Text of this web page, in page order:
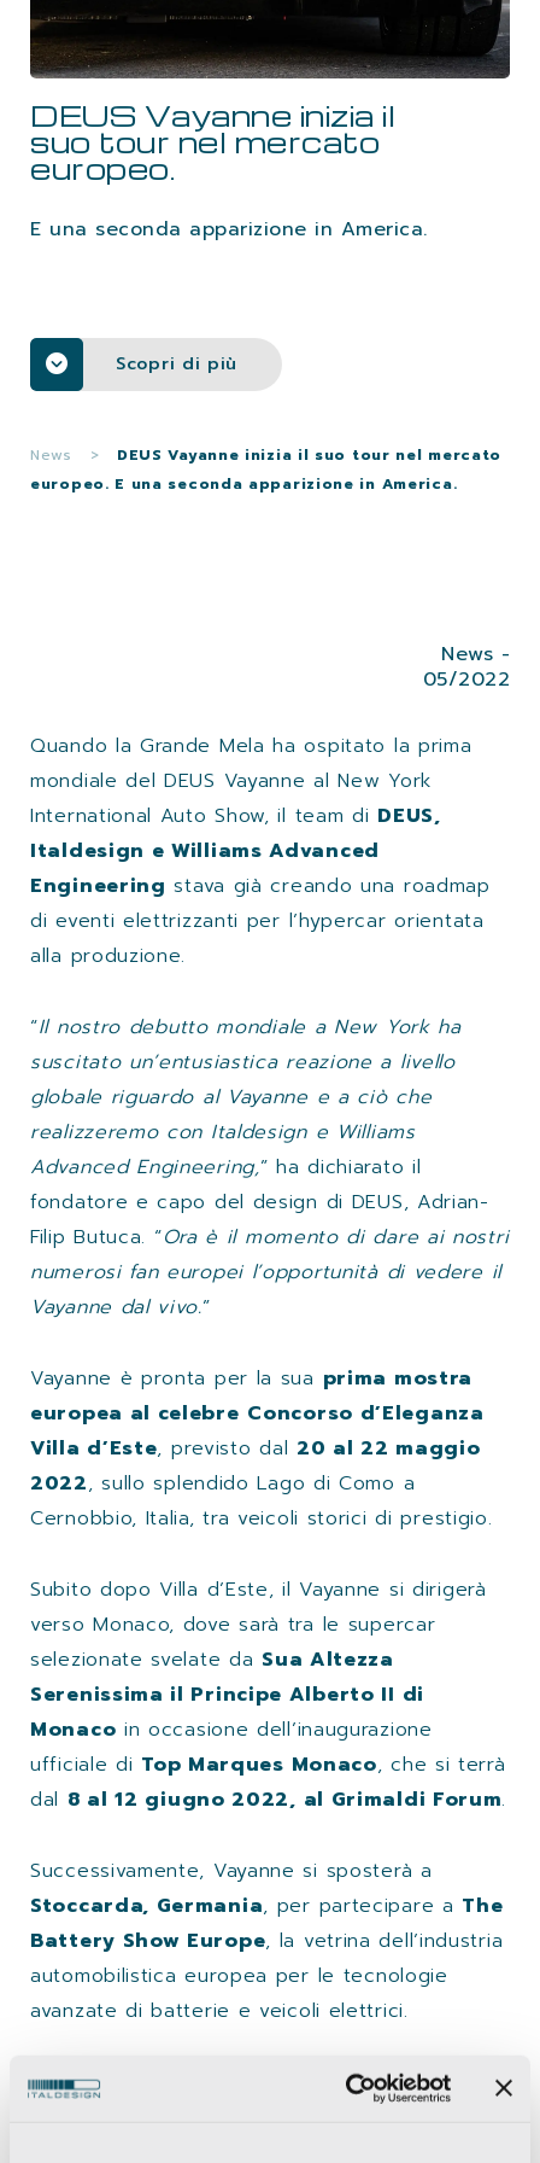
LAVORA CON NOI
CONTATTI
DEUS Vayanne inizia il
suo tour nel mercato
europeo.
E una seconda apparizione in America.
Scopri di più
News >
DEUS Vayanne inizia il suo tour nel mercato
europeo. E una seconda apparizione in America.
News -
05/2022
Quando la Grande Mela ha ospitato la prima
mondiale del DEUS Vayanne al New York
International Auto Show, il team di DEUS,
Italdesign e Williams Advanced
Engineering stava già creando una roadmap
di eventi elettrizzanti per l’hypercar orientata
alla produzione.
“Il nostro debutto mondiale a New York ha
suscitato un’entusiastica reazione a livello
globale riguardo al Vayanne e a ciò che
realizzeremo con Italdesign e Williams
Advanced Engineering,” ha dichiarato il
fondatore e capo del design di DEUS, Adrian-
Filip Butuca. “Ora è il momento di dare ai nostri
numerosi fan europei l’opportunità di vedere il
Vayanne dal vivo.”
Vayanne è pronta per la sua prima mostra
europea al celebre Concorso d’Eleganza
Villa d’Este, previsto dal 20 al 22 maggio
2022, sullo splendido Lago di Como a
Cernobbio, Italia, tra veicoli storici di prestigio.
Subito dopo Villa d’Este, il Vayanne si dirigerà
verso Monaco, dove sarà tra le supercar
selezionate svelate da Sua Altezza
Serenissima il Principe Alberto II di
Monaco in occasione dell’inaugurazione
ufficiale di Top Marques Monaco, che si terrà
dal 8 al 12 giugno 2022, al Grimaldi Forum.
Successivamente, Vayanne si sposterà a
Stoccarda, Germania, per partecipare a The
Battery Show Europe, la vetrina dell’industria
automobilistica europea per le tecnologie
avanzate di batterie e veicoli elettrici.
Dal 28 al 30 giugno, il Vayanne sarà